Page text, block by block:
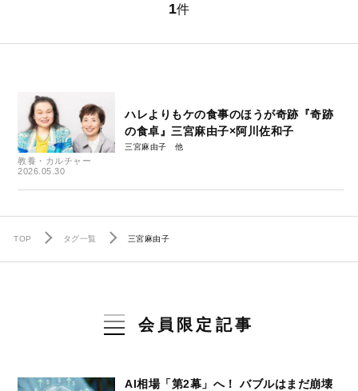
1件
教養・カルチャー
2026.05.30
ハレよりもケの食事のほうが奇跡『奇跡
の食卓』三宮麻由子×阿川佐和子
三宮麻由子
TOP タグ一覧 三宮麻由子
会員限定記事
AI相場「第2幕」へ！ バブルはまだ崩壊